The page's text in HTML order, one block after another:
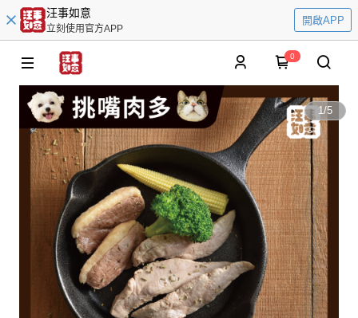
汪事如意
立刻使用官方APP
開啟APP
0
1/5